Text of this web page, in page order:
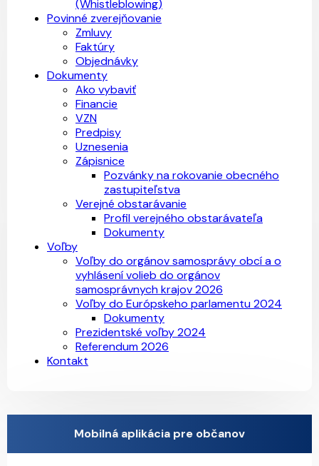
(Whistleblowing)
Povinné zverejňovanie
Zmluvy
Faktúry
Objednávky
Dokumenty
Ako vybaviť
Financie
VZN
Predpisy
Uznesenia
Zápisnice
Pozvánky na rokovanie obecného
zastupiteľstva
Verejné obstarávanie
Profil verejného obstarávateľa
Dokumenty
Voľby
Voľby do orgánov samosprávy obcí a o
vyhlásení volieb do orgánov
samosprávnych krajov 2026
Voľby do Európskeho parlamentu 2024
Dokumenty
Prezidentské voľby 2024
Referendum 2026
Kontakt
Mobilná aplikácia pre občanov